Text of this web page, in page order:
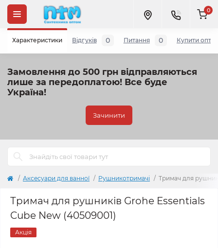
Замовлення до 500 грн відправляються
лише за передоплатою! Все буде
Україна!
Зачинити
0
Аксесуари для ванної Рушникотримачі Тримач для
Тримач для рушників Grohe Essentials
Cube New (40509001)
Акція
Характеристики Відгуків 0 Питання 0 Купити